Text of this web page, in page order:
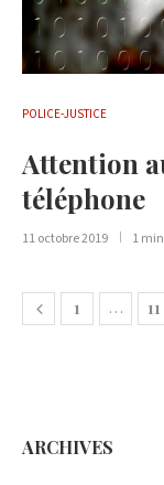
POLICE-JUSTICE
Attention
téléphone
11 octobre 2019 1
1 … 11
ARCHIVES